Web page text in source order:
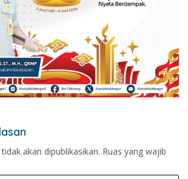
akan dipublikasikan. Ruas yang wajib